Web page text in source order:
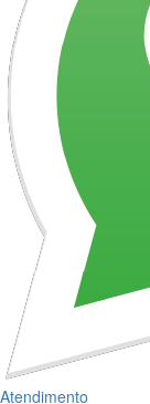
Atendimento